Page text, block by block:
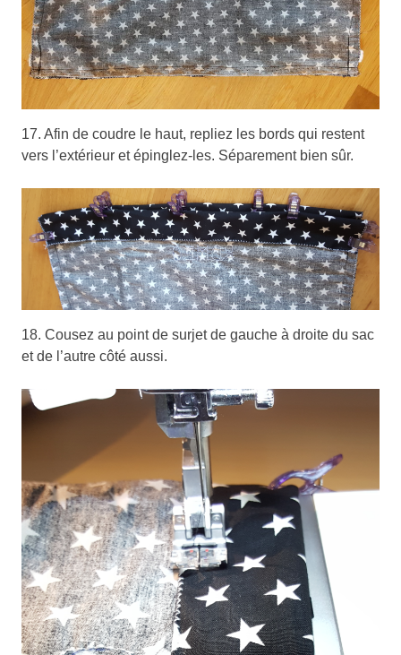
17. Afin de coudre le haut, repliez les bords qui restent
vers l’extérieur et épinglez-les. Séparement bien sûr.
18. Cousez au point de surjet de gauche à droite du sac
et de l’autre côté aussi.